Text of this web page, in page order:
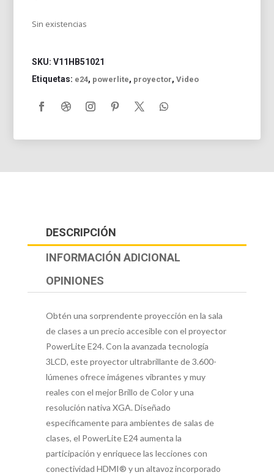
Sin existencias
SKU:V11HB51021
Etiquetas: e24, powerlite, proyector,Video
DESCRIPCIÓN
INFORMACIÓN ADICIONAL
OPINIONES
Obtén una sorprendente proyección en la sala
de clases a un precio accesible con el proyector
PowerLite E24. Con la avanzada tecnología
3LCD, este proyector ultrabrillante de 3.600-
lúmenes ofrece imágenes vibrantes y muy
reales con el mejor Brillo de Color y una
resolución nativa XGA. Diseñado
específicamente para ambientes de salas de
clases, el PowerLite E24 aumenta la
participación y enriquece las lecciones con
conectividad HDMI® y un altavoz incorporado